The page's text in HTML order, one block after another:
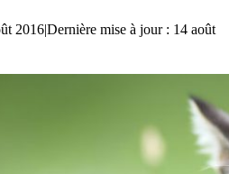
2016|Dernière mise à jour : 14 août